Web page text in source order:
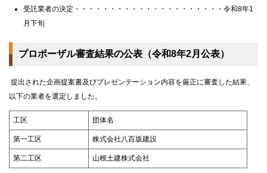
受託業者の決定・・・・・・・・・・・・・・・・・・・・・令和8年1
月下旬
プロポーザル審査結果の公表（令和8年2月公表）
提出された企画提案書及びプレゼンテーション内容を厳正に審査した結果、
以下の業者を選定しました。
工区 団体名
第一工区 株式会社八百坂建設
第二工区 山根土建株式会社